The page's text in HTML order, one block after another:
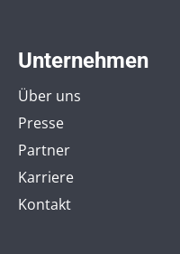
Unternehmen
Über uns
Presse
Partner
Karriere
Kontakt